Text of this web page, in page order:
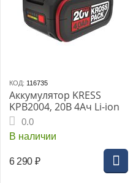
КОД: 116735
Аккумулятор KRESS
KPB2004, 20В 4Ач Li-ion
0.0
В наличии
6 290 ₽